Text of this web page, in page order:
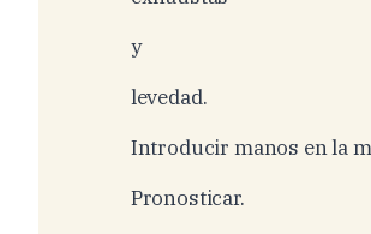
y
levedad.
Introducir manos en la
Pronosticar.